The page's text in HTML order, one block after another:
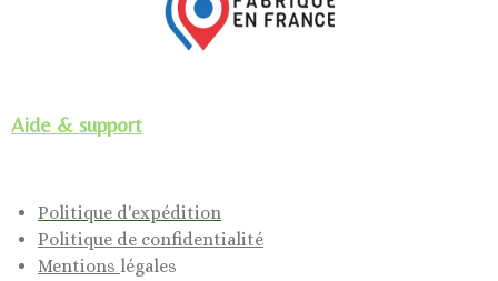
Aide & support
Politique d'expédition
Politique de confidentialité
Mentions légales